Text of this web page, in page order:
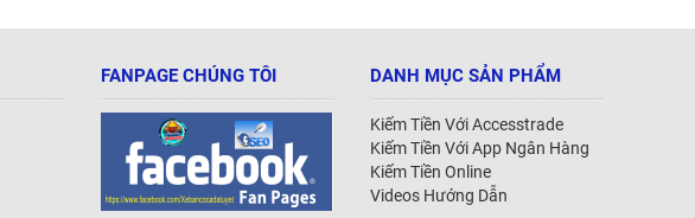
FANPAGE CHÚNG TÔI DANH MỤC SẢN PHẨM
Kiếm Tiền Với Accesstrade
Kiếm Tiền Với App Ngân Hàng
Kiếm Tiền Online
Videos Hướng Dẫn